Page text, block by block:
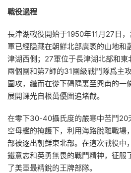
戰役過程
長津湖戰役開始于1950年11月27日
軍已經隐藏在朝鮮北部廣袤的山地和
津湖西側；27軍位于長津湖北部和東
兩個團和第7師的31團級戰鬥隊爲主
圍攻，繼而在從下碣隅裏至興南的一
展開課光自根萬優圍追堵截。
在零下30-40攝氏度的嚴寒中苦鬥20
空母艦的掩護下，利用海路脫離戰場
部被逐出朝鮮東北部。在這次戰役中
鐵意志和英勇無畏的戰鬥精神，征服
了美軍最精銳的王牌部隊。